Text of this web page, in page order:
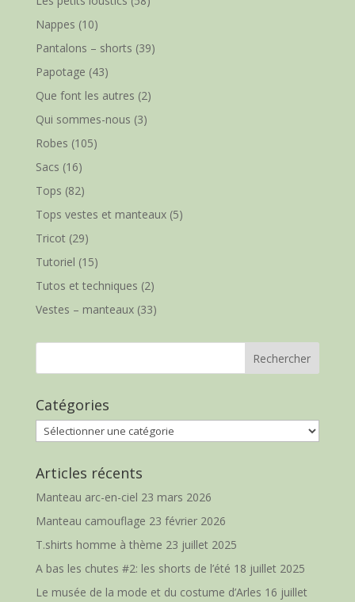
Nappes (10)
Pantalons – shorts (39)
Papotage (43)
Que font les autres (2)
Qui sommes-nous (3)
Robes (105)
Sacs (16)
Tops (82)
Tops vestes et manteaux(5)
Tricot(29)
Tutoriel (15)
Tutos et techniques (2)
Vestes – manteaux(33)
Catégories
Catégories
Articles récents
Manteau arc-en-ciel 23 mars 2026
Manteau camouflage 23 février 2026
T.shirts homme à thème 23 juillet 2025
A bas les chutes #2: les shorts de l’été 18 juillet 2025
Le musée de la mode et du costume d’Arles 16 juillet